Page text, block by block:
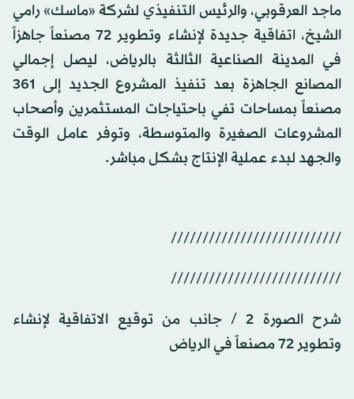
ماجد العرقوبي، والرئيس التنفيذي لشركة «ماسك» رامي
الشيخ، اتفاقية جديدة لإنشاء وتطوير 72 مصنعاً جاهزاً
في المدينة الصناعية الثالثة بالرياض، ليصل إجمالي
المصانع الجاهزة بعد تنفيذ المشروع الجديد إلى 361
مصنعاً بمساحات تفي باحتياجات المستثمرين وأصحاب
المشروعات الصغيرة والمتوسطة، وتوفر عامل الوقت
والجهد لبدء عملية الإنتاج بشكل مباشر.
///////////////////////////
///////////////////////////
شرح الصورة ٢ / جانب من توقيع الاتفاقية لإنشاء
وتطوير 72 مصنعاً في الرياض